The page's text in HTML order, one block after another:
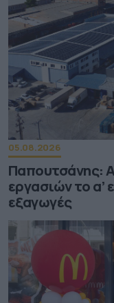
05.08.2026
Παπουτσάνης:
εργασιών το α’
εξαγωγές